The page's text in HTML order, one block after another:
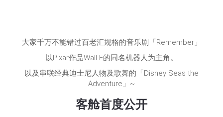
大家千万不能错过百老汇规格的音乐剧「Remember」
以Pixar作品Wall-E的同名机器人为主角。
以及串联经典迪士尼人物及歌舞的「Disney Seas the
Adventure」~
客舱首度公开